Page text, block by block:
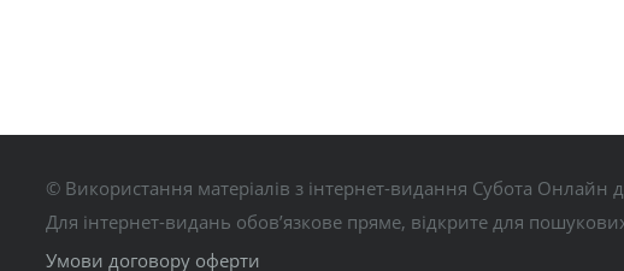
© Використання матеріалів з інтернет-видання Субота
Для інтернет-видань обов’язкове пряме, відкрите для
Умови договору оферти